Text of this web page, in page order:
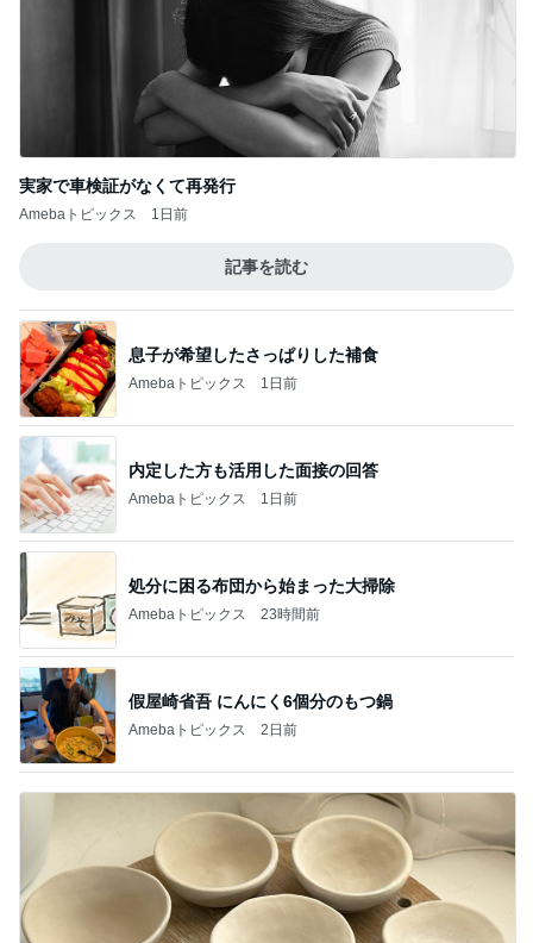
実家で車検証がなくて再発行
Amebaトピックス 1日前
記事を読む
息子が希望したさっぱりした補食
Amebaトピックス 1日前
内定した方も活用した面接の回答
Amebaトピックス 1日前
処分に困る布団から始まった大掃除
Amebaトピックス 23時間前
假屋崎省吾 にんにく6個分のもつ鍋
Amebaトピックス 2日前